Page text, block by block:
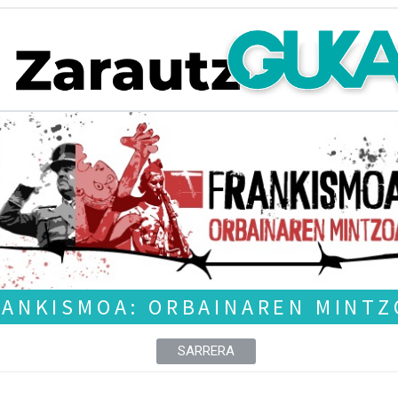
ORBAINAREN
SARRERA